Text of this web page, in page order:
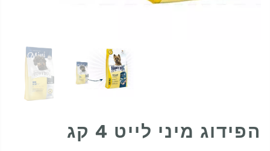
הפידוג מיני לייט 4 קג